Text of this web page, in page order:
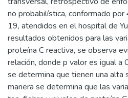
no probabilística, conformado
19, atendidos en el hospital de
resultados obtenidos para las
proteína C reactiva, se observa
relación, donde p valor es igual
se determina que tienen una alta
manera se determina que las